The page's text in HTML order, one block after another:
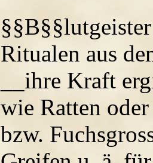
Ritualen aus
__ihre Kraft
wie Ratten
bzw.